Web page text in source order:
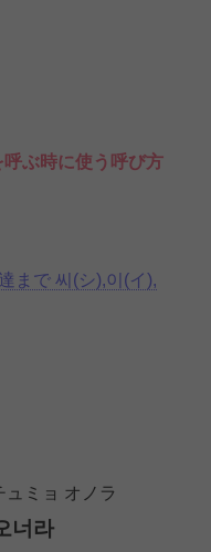
ぶ時に使う呼び方
まで 씨(シ),이(イ),
ミョ オノラ
너라